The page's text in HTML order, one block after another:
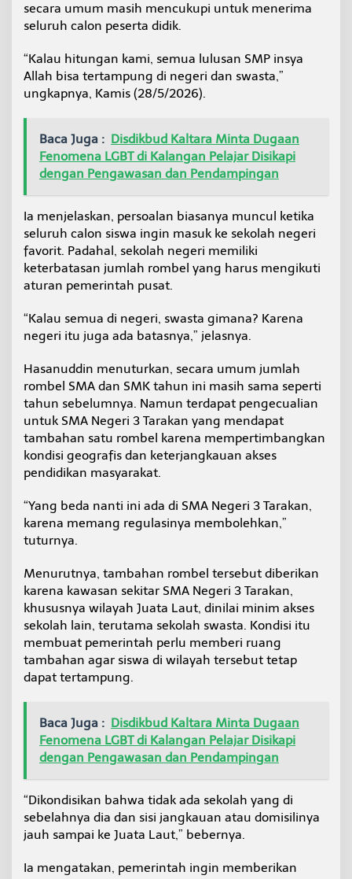
u
l
s
n
S
d
i
K
l
t
a
a
B
T
e
t
a
m
p
u
n
g
secara umum masih mencukupi untuk menerima
seluruh calon peserta didik.
“Kalau hitungan kami, semua lulusan SMP insya
Allah bisa tertampung di negeri dan swasta,”
ungkapnya, Kamis (28/5/2026).
Baca Juga : Disdikbud Kaltara Minta Dugaan
Fenomena LGBT di Kalangan Pelajar Disikapi
dengan Pengawasan dan Pendampingan
Ia menjelaskan, persoalan biasanya muncul ketika
seluruh calon siswa ingin masuk ke sekolah negeri
favorit. Padahal, sekolah negeri memiliki
keterbatasan jumlah rombel yang harus mengikuti
aturan pemerintah pusat.
“Kalau semua di negeri, swasta gimana? Karena
negeri itu juga ada batasnya,” jelasnya.
Hasanuddin menuturkan, secara umum jumlah
rombel SMA dan SMK tahun ini masih sama seperti
tahun sebelumnya. Namun terdapat pengecualian
untuk SMA Negeri 3 Tarakan yang mendapat
tambahan satu rombel karena mempertimbangkan
kondisi geografis dan keterjangkauan akses
pendidikan masyarakat.
“Yang beda nanti ini ada di SMA Negeri 3 Tarakan,
karena memang regulasinya membolehkan,”
tuturnya.
Menurutnya, tambahan rombel tersebut diberikan
karena kawasan sekitar SMA Negeri 3 Tarakan,
khususnya wilayah Juata Laut, dinilai minim akses
sekolah lain, terutama sekolah swasta. Kondisi itu
membuat pemerintah perlu memberi ruang
tambahan agar siswa di wilayah tersebut tetap
dapat tertampung.
Baca Juga : Disdikbud Kaltara Minta Dugaan
Fenomena LGBT di Kalangan Pelajar Disikapi
dengan Pengawasan dan Pendampingan
“Dikondisikan bahwa tidak ada sekolah yang di
sebelahnya dia dan sisi jangkauan atau domisilinya
jauh sampai ke Juata Laut,” bebernya.
Ia mengatakan, pemerintah ingin memberikan